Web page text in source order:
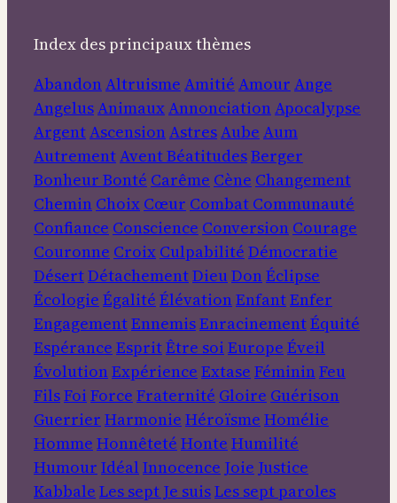
Index des principaux thèmes
AbandonAltruisme Amitié Amour Ange
AngelusAnimauxAnnonciationApocalypse
ArgentAscensionAstresAube Aum
AutrementAventBéatitudesBerger
Bonheur Bonté Carême Cène Changement
Chemin Choix Cœur Combat Communauté
Confiance Conscience Conversion Courage
Couronne Croix Culpabilité Démocratie
DésertDétachementDieuDonÉclipse
Écologie Égalité ÉlévationEnfantEnfer
EngagementEnnemisEnracinementÉquité
Espérance EspritÊtre soi Europe Éveil
ÉvolutionExpérience Extase FémininFeu
FilsFoi Force Fraternité Gloire Guérison
Guerrier Harmonie Héroïsme Homélie
Homme Honnêteté Honte Humilité
Humour Idéal Innocence Joie Justice
Kabbale Les sept Je suisLes sept paroles